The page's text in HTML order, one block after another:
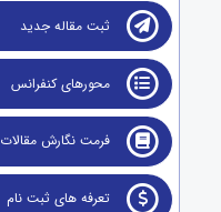
ثبت مقاله جدید
محورهای کنفرانس
فرمت نگارش مقالات
تعرفه های ثبت نام